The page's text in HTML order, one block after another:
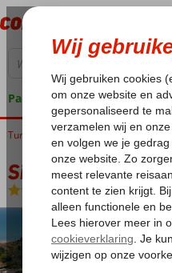
Pakketgarantie
Home
Turkije Turkse Riviera Side Colakli
Side Star Resort
Ultra All Inclusive